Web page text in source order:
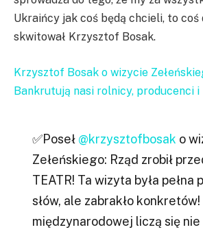
Ukraińcy jak coś będą chcieli, to coś
skwitował Krzysztof Bosak.
Krzysztof Bosak o wizycie
Bankrutują nasi rolnicy, producenci i
✅Poseł @krzysztofbosak o
Zełeńskiego: Rząd zrobił
TEATR! Ta wizyta była pełna
słów, ale zabrakło
międzynarodowej liczą się nie